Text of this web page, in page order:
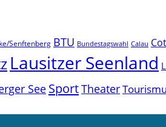
Senftenberg BTU Bundestagswahl Calau
Lausitzer Seenland
See SportTheater